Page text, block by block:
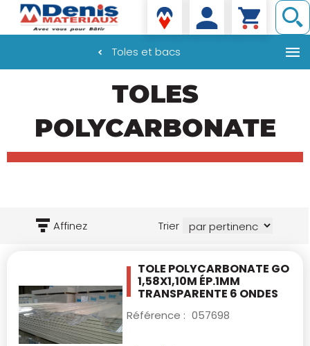
Denis matériaux
Toles et bacs
TOLES
POLYCARBONATE
Affinez Trier
TOLE POLYCARBONATE GO
1,58X1,10M ÉP.1MM
TRANSPARENTE 6 ONDES
Référence : 057698